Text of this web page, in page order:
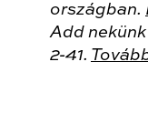
országban.
Add
2-41.